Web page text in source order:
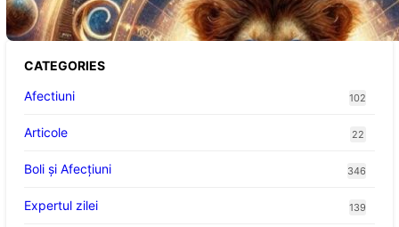
CATEGORIES
Afectiuni
102
Articole 22
Boli și Afecțiuni 346
Expertul zilei 139